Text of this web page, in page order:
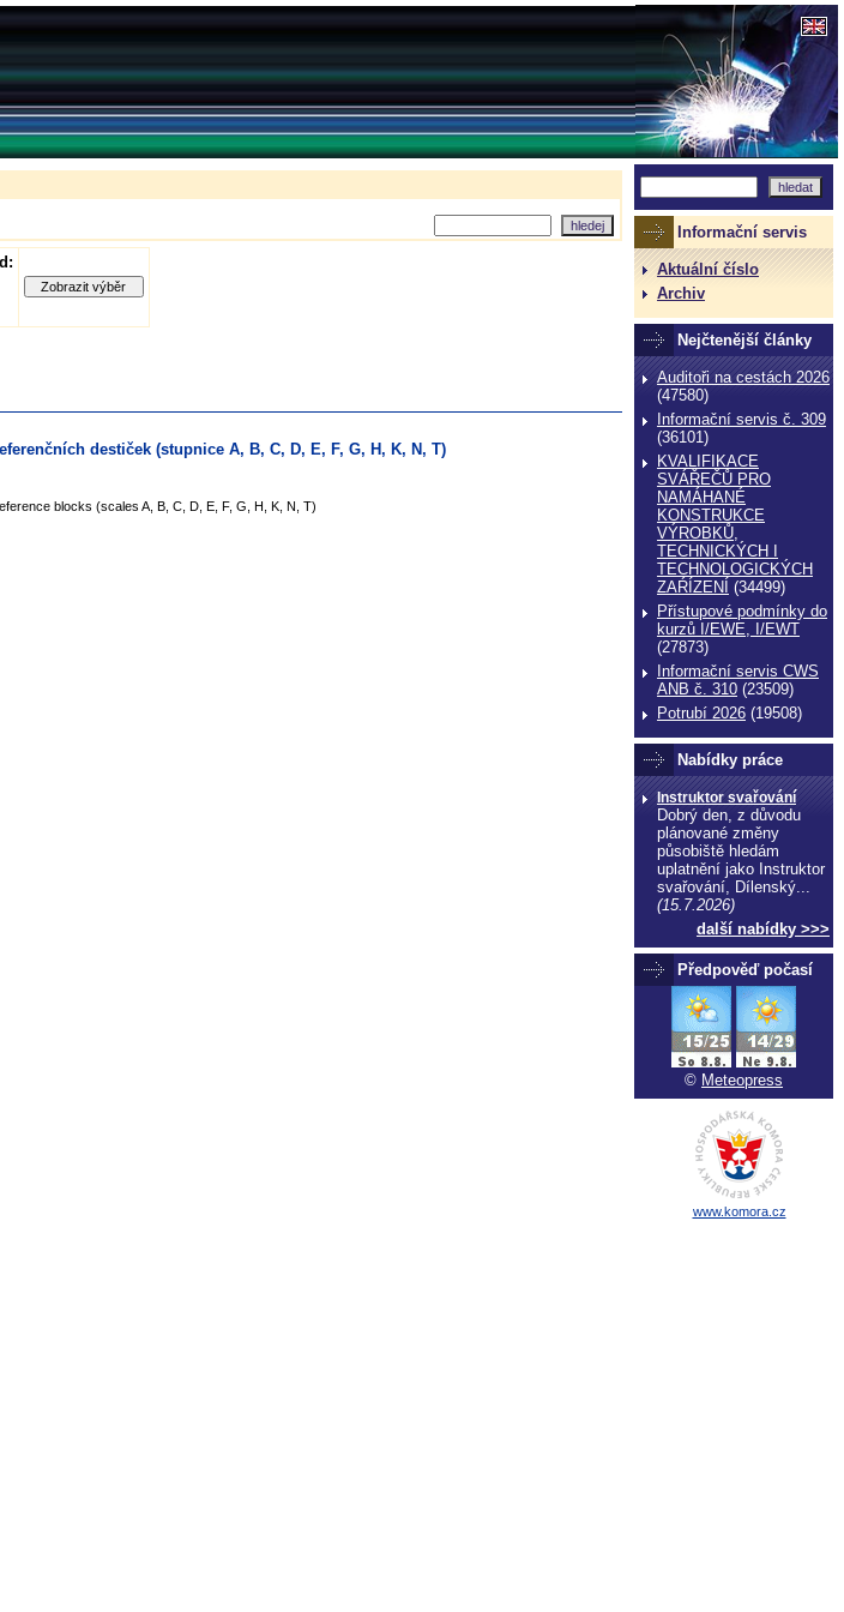
destiček (stupnice A, B, C, D, E, F, G, H, K, N, T)
blocks (scales A, B, C, D, E, F, G, H, K, N, T)
Informační servis
Aktuální číslo
Archiv
Nejčtenější články
Auditoři na cestách 2026
(47580)
Informační servis č. 309
(36101)
KVALIFIKACE
SVÁŘEČŮ PRO
NAMÁHANÉ
KONSTRUKCE
VÝROBKŮ,
TECHNICKÝCH I
TECHNOLOGICKÝCH
ZAŔÍZENÍ (34499)
Přístupové podmínky do
kurzů I/EWE, I/EWT
(27873)
Informační servis CWS
ANB č. 310 (23509)
Potrubí 2026 (19508)
Nabídky práce
Instruktor svařování
Dobrý den, z důvodu
plánované změny
působiště hledám
uplatnění jako Instruktor
svařování, Dílenský...
(15.7.2026)
další nabídky >>>
Předpověď počasí
© Meteopress
www.komora.cz